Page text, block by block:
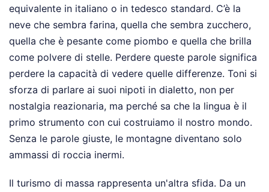
equivalente in italiano o in tedesco standard. C’è la
neve che sembra farina, quella che sembra zucchero,
quella che è pesante come piombo e quella che brilla
come polvere di stelle. Perdere queste parole significa
perdere la capacità di vedere quelle differenze. Toni si
sforza di parlare ai suoi nipoti in dialetto, non per
nostalgia reazionaria, ma perché sa che la lingua è il
primo strumento con cui costruiamo il nostro mondo.
Senza le parole giuste, le montagne diventano solo
ammassi di roccia inermi.
Il turismo di massa rappresenta un'altra sfida. Da un